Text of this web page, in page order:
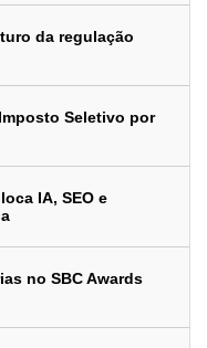
da regulação
Seletivo por
IA, SEO e
no SBC Awards